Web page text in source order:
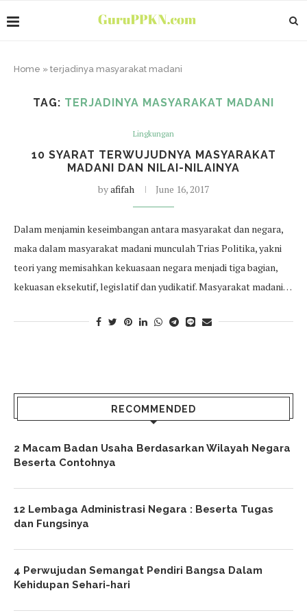
Home » terjadinya masyarakat madani
TAG: TERJADINYA MASYARAKAT MADANI
Lingkungan
10 SYARAT TERWUJUDNYA MASYARAKAT
MADANI DAN NILAI-NILAINYA
byafifah June 16, 2017
Dalam menjamin keseimbangan antara masyarakat dan negara,
maka dalam masyarakat madani munculah Trias Politika, yakni
teori yang memisahkan kekuasaan negara menjadi tiga bagian,
kekuasan eksekutif, legislatif dan yudikatif. Masyarakat madani…
RECOMMENDED
2 Macam Badan Usaha Berdasarkan Wilayah Negara
Beserta Contohnya
12 Lembaga Administrasi Negara : Beserta Tugas
dan Fungsinya
4 Perwujudan Semangat Pendiri Bangsa Dalam
Kehidupan Sehari-hari